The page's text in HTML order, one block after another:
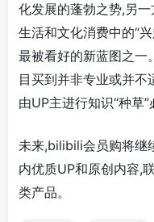
化发展的蓬勃之势,另
生活和文化消费中的“
最被看好的新蓝图之一
目买到并非专业或并不
由UP主进行知识“种草”
未来,bilibili会员购将继
内优质UP和原创内容,
类产品。